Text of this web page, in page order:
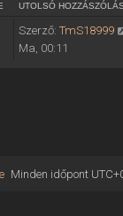
UTOLSÓ HOZZÁSZÓLÁS
Szerző: TmS18999
Ma, 00:11
Minden időpont